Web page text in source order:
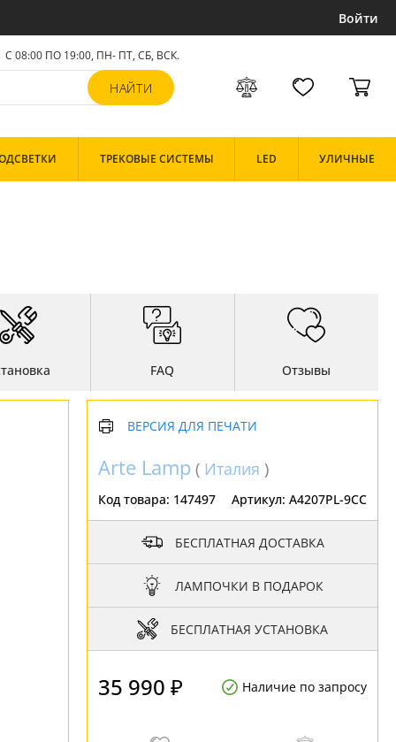
Войти
С 08:00 ПО 19:00, ПН- ПТ,СБ, ВСК.
ТРЕКОВЫЕ СИСТЕМЫ LED УЛИЧНЫЕ
FAQ Отзывы
ВЕРСИЯ ДЛЯ ПЕЧАТИ
Arte Lamp ( Италия )
Код товара: 147497 Артикул: A4207PL-9CC
БЕСПЛАТНАЯ ДОСТАВКА
ЛАМПОЧКИ В ПОДАРОК
БЕСПЛАТНАЯ УСТАНОВКА
35 990 ₽ Наличие по запросу